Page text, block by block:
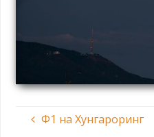
Ф1 на Хунгароринг